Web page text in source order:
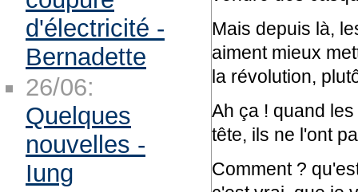
Mais depuis là,
aiment mieux
la révolution,
Ah ça ! quand
tête, ils ne l'ont
Comment ?
d'électricité -
Bernadette
26/06:
Quelques
nouvelles -
Iung